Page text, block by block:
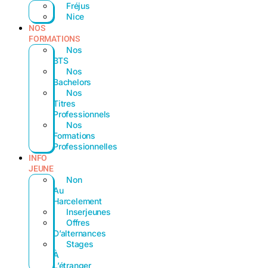
Fréjus
Nice
NOS
FORMATIONS
Nos
BTS
Nos
Bachelors
Nos
Titres
Professionnels
Nos
Formations
Professionnelles
INFO
JEUNE
Non
Au
Harcelement
Inserjeunes
Offres
D’alternances
Stages
À
L’étranger